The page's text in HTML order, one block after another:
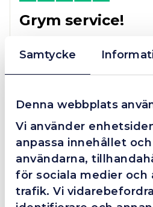
Samtycke
Denna webbplats
Vi använder
anpassa innehållet och
användarna,
för sociala medier och
trafik. Vi
4.4
Grym service!
Trots en billigare order, som
förväntan. Hade kontakt med